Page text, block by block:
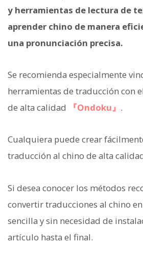
y herramientas de lectura de
aprender chino de manera
una pronunciación precisa.
Se recomienda especialmente
herramientas de traducción con
de alta calidad
『Ondoku』 .
Cualquiera puede crear
traducción al chino de alta
Si desea conocer los métodos
convertir traducciones al chino
sencilla y sin necesidad de
artículo hasta el final.